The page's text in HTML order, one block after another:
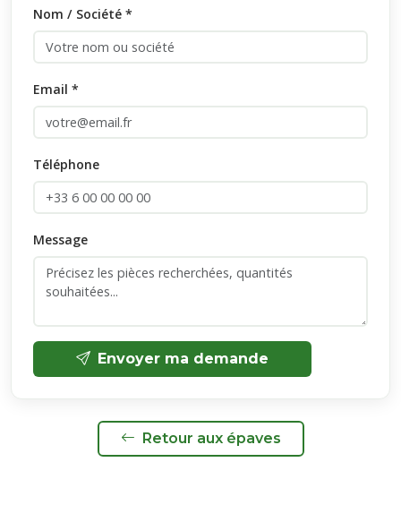
Nom / Société *
Email *
Téléphone
Message
Envoyer ma demande
Retour aux épaves